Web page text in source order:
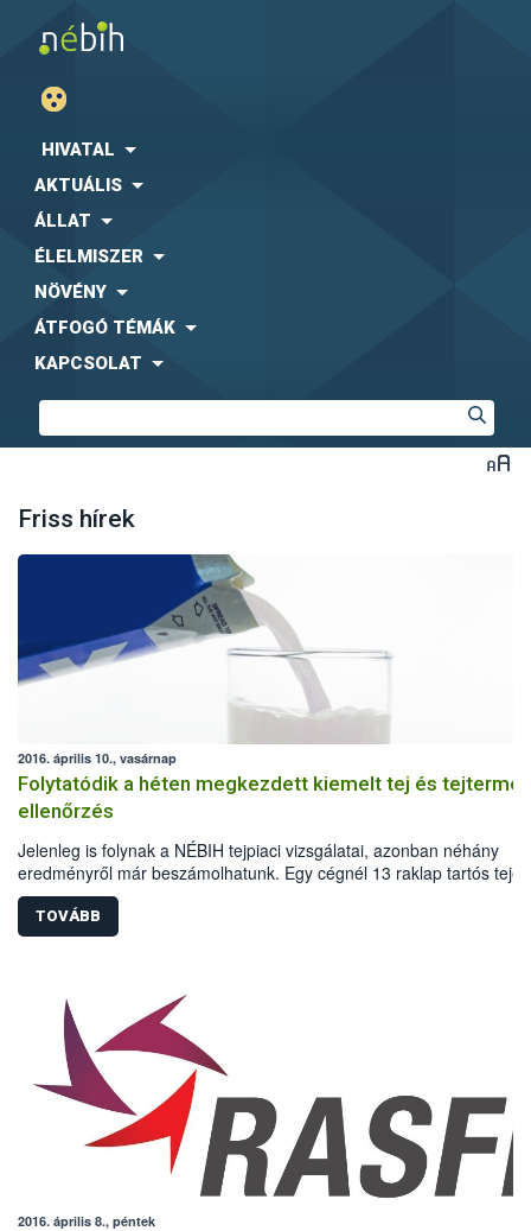
HIVATAL
AKTUÁLIS
ÁLLAT
ÉLELMISZER
NÖVÉNY
ÁTFOGÓ TÉMÁK
KAPCSOLAT
Friss hírek
2016. április 10., vasárnap
Folytatódik a héten megkezdett kiemelt tej és tejtermék
ellenőrzés
Jelenleg is folynak a NÉBIH tejpiaci vizsgálatai, azonban néhány
eredményről már beszámolhatunk. Egy cégnél 13 raklap tartós tejet
zároltak az ellenőrök a nyomonkövetés hiánya miatt. A kiemelt
ellenőrzésekhez kapcsolódó laboratóriumi vizsgálatok még nem
le.
TOVÁBB
2016. április 8., péntek